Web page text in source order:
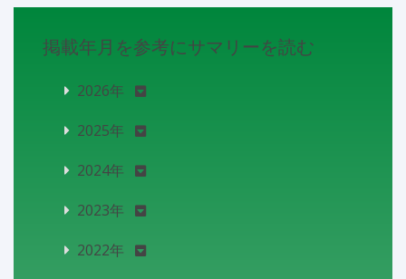
掲載年月を参考にサマリーを読む
2026年
2025年
2024年
2023年
2022年